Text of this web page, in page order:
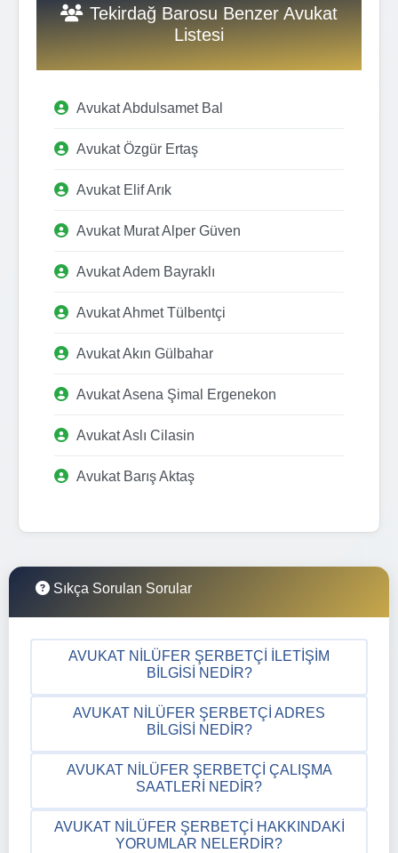
Tekirdağ Barosu Benzer Avukat
Listesi
Avukat Abdulsamet Bal
Avukat Özgür Ertaş
Avukat Elif Arık
Avukat Murat Alper Güven
Avukat Adem Bayraklı
Avukat Ahmet Tülbentçi
Avukat Akın Gülbahar
Avukat Asena Şimal Ergenekon
Avukat Aslı Cilasin
Avukat Barış Aktaş
Sıkça Sorulan Sorular
AVUKAT NILÜFER ŞERBETÇI İLETIŞIM
BILGISI NEDIR?
AVUKAT NILÜFER ŞERBETÇI ADRES
BILGISI NEDIR?
AVUKAT NILÜFER ŞERBETÇI ÇALIŞMA
SAATLERI NEDIR?
AVUKAT NILÜFER ŞERBETÇI HAKKINDAKI
YORUMLAR NELERDIR?